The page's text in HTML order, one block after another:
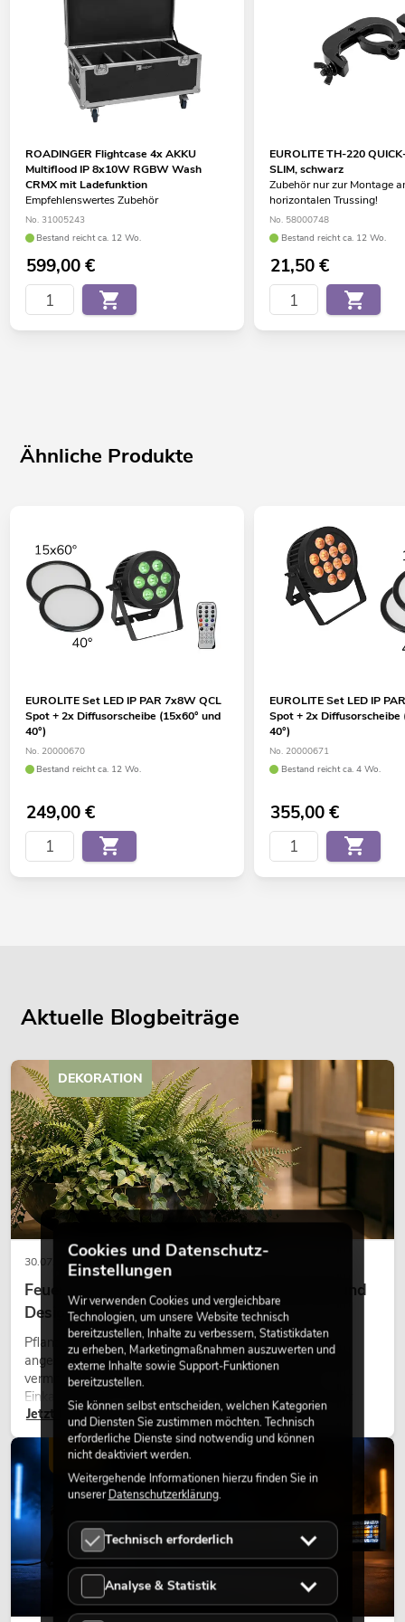
ROADINGER Flightcase 4x AKKU
Multiflood IP 8x10W RGBW Wash
CRMX mit Ladefunktion
Empfehlenswertes Zubehör
No. 31005243
Bestand reicht ca. 12 Wo.
599,00€
EUROLITE TH-220
SLIM, schwarz
Zubehör nur zur Montage
horizontalen Trussing!
No. 58000748
Bestand reicht ca. 12 Wo.
21,50€
Ähnliche Produkte
EUROLITE Set LED IP PAR 7x8W QCL
Spot + 2x Diffusorscheibe (15x60° und
40°)
No. 20000670
Bestand reicht ca. 12 Wo.
249,00€
EUROLITE Set LED IP
Spot + 2x Diffusorscheibe
40°)
No. 20000671
Bestand reicht ca. 4 Wo.
355,00€
Aktuelle Blogbeiträge
30.07.2026
Feuerhemmende Kunstpflanzen: Sicherheit und
Design perfekt kombiniert
Pflanzen machen Räume lebendig. Sie schaffen eine
angenehme Atmosphäre, verbessern das Ambiente und
vermitteln Natürlichkeit. Ob in Hotels, Restaurants,
Einkaufszentren, Bürogebäuden oder auf Messeständen:
eine hochwertige Begrünung gehört heute längst zum
modernen Raumkonzept.
Jetzt lesen
DEKORATION
LICHT
Cookies und Datenschutz-
Einstellungen
Wir verwenden Cookies und vergleichbare
Technologien, um unsere Website technisch
bereitzustellen, Inhalte zu verbessern, Statistikdaten
zu erheben, Marketingmaßnahmen auszuwerten und
externe Inhalte sowie Support-Funktionen
bereitzustellen.
Sie können selbst entscheiden, welchen Kategorien
und Diensten Sie zustimmen möchten. Technisch
erforderliche Dienste sind notwendig und können
nicht deaktiviert werden.
Weitergehende Informationen hierzu finden Sie in
unsererDatenschutzerklärung.
Technisch erforderlich
Analyse & Statistik